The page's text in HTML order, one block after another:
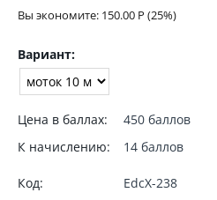
Вы экономите: 150.00 Р (25%)
Вариант:
Цена в баллах:
450 баллов
К начислению:
14 баллов
Код:
EdcX-238